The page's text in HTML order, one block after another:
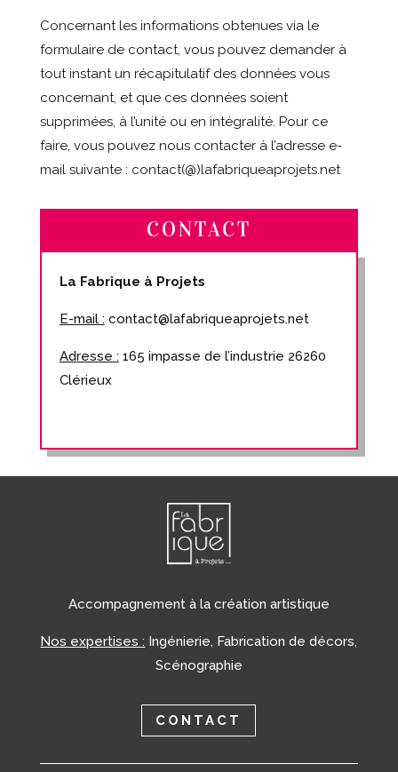
Concernant les informations obtenues via le
formulaire de contact, vous pouvez demander à
tout instant un récapitulatif des données vous
concernant, et que ces données soient
supprimées, à l’unité ou en intégralité. Pour ce
faire, vous pouvez nous contacter à l’adresse e-
mail suivante : contact(@)lafabriqueaprojets.net
CONTACT
La Fabrique à Projets
E-mail : contact@lafabriqueaprojets.net
Adresse : 165 impasse de l’industrie 26260
Clérieux
Accompagnement à la création artistique
Nos expertises : Ingénierie, Fabrication de décors,
Scénographie
CONTACT